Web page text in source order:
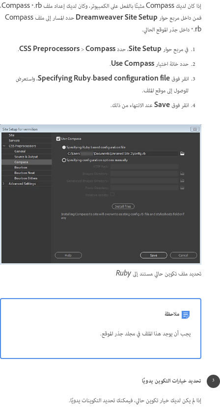
إذا كان لديك Compass مثبتًا بالفعل على الكمبيوتر، وكان لديك إعداد ملف Compass *.rb،
فمن داخل مربع حوارDreamweaver Site Setup
حدد المسار إلى ملف Compass
*.rb داخل جذر الموقع الحالي.
في مربع حوارSite Setup، حدد CSS Preprocessors>Compass
.
حدد خانة اختيارUse Compass
.
انقر فوقSpecifying Ruby-based configuration file، واستعرض
للوصول إلى موقع الملف.
انقر فوقSaveعند الانتهاء من ذلك.
تحديد ملف تكوين حالي مستند إلى Ruby
ملاحظة
يجب أن يوجد هذا الملف في مجلد جذر الموقع.
تحديد خيارات التكوين يدويًا
إذا لم يكن لديك خيار تكوين حالي، فيمكنك تحديد التكوينات يدويًا.